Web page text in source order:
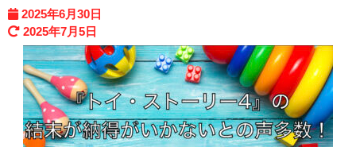
2025年6月30日
2025年7月5日